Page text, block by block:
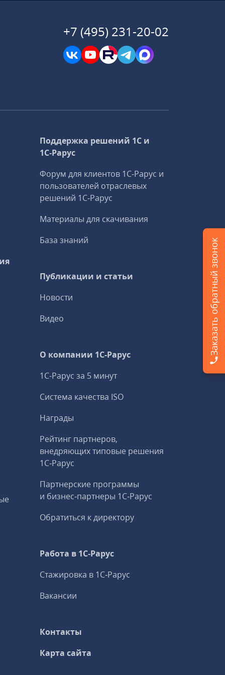
+7 (495) 231-20-02
Поддержка решений 1С и
1С‑Рарус
Форум для клиентов 1С‑Рарус и
пользователей отраслевых
решений 1С‑Рарус
Материалы для скачивания
База знаний
Публикации и статьи
Новости
Видео
О компании 1C-Рарус
1С-Рарус за 5 минут
Система качества ISO
Награды
Рейтинг партнеров,
внедряющих типовые решения
1С‑Рарус
Партнерские программы
и бизнес‑партнеры 1С‑Рарус
Обратиться к директору
Работа в 1С‑Рарус
Стажировка в 1С‑Рарус
Вакансии
Контакты
Карта сайта
Заказать обратный звонок